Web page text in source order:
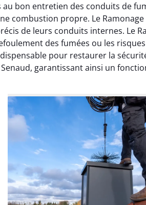
bon entretien des conduits de
combustion propre. Le Ramonage
de leurs conduits internes. Le
des fumées ou les risques
pour restaurer la
garantissant ainsi un